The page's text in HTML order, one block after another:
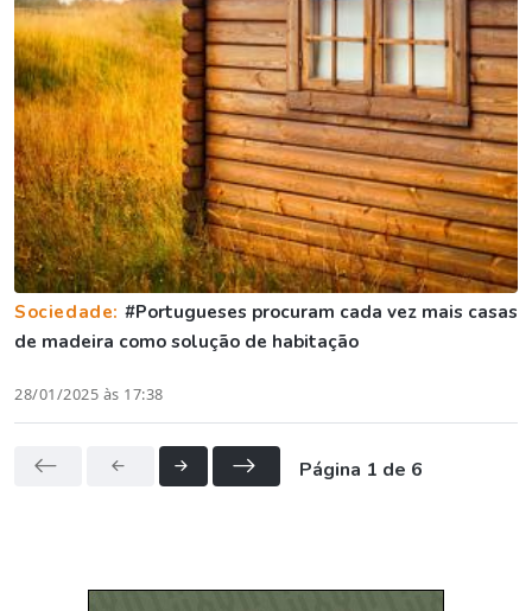
Sociedade: #Portugueses procuram cada vez mais casas
de madeira como solução de habitação
28/01/2025 às 17:38
Página 1 de 6